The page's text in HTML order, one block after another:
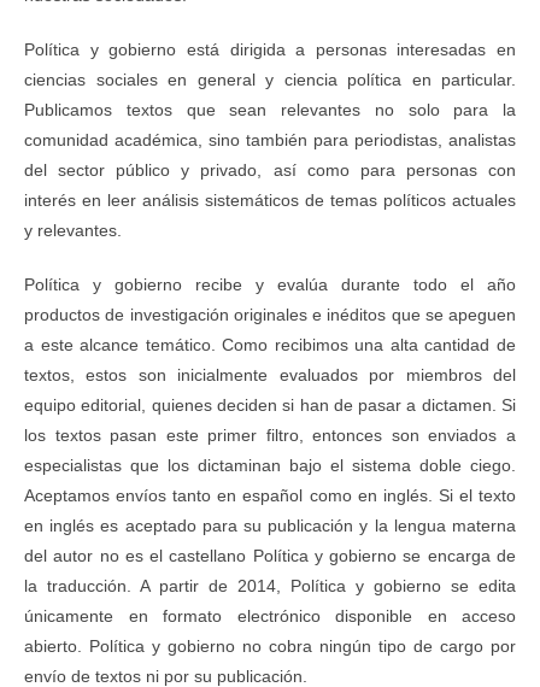
Política y gobierno está dirigida a personas interesadas en
ciencias sociales en general y ciencia política en particular.
Publicamos textos que sean relevantes no solo para la
comunidad académica, sino también para periodistas, analistas
del sector público y privado, así como para personas con
interés en leer análisis sistemáticos de temas políticos actuales
y relevantes.
Política y gobierno recibe y evalúa durante todo el año
productos de investigación originales e inéditos que se apeguen
a este alcance temático. Como recibimos una alta cantidad de
textos, estos son inicialmente evaluados por miembros del
equipo editorial, quienes deciden si han de pasar a dictamen. Si
los textos pasan este primer filtro, entonces son enviados a
especialistas que los dictaminan bajo el sistema doble ciego.
Aceptamos envíos tanto en español como en inglés. Si el texto
en inglés es aceptado para su publicación y la lengua materna
del autor no es el castellano Política y gobierno se encarga de
la traducción. A partir de 2014, Política y gobierno se edita
únicamente en formato electrónico disponible en acceso
abierto. Política y gobierno no cobra ningún tipo de cargo por
envío de textos ni por su publicación.